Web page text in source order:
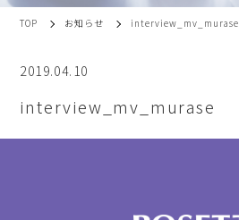
TOP お知らせ interview_mv_murase
2019.04.10
interview_mv_murase